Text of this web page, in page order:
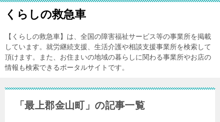
くらしの救急車
【くらしの救急車】は、全国の障害福祉サービス等の事業所を掲載
しています。就労継続支援、生活介護や相談支援事業所を検索して
頂けます。また、お住まいの地域の暮らしに関わる事業所やお店の
情報も検索できるポータルサイトです。
「最上郡金山町」の記事一覧